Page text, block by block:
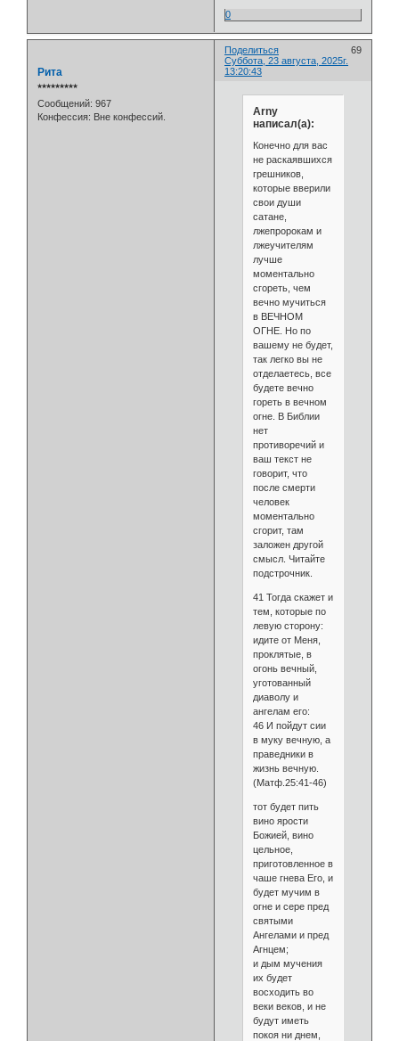
0
Поделиться
69
Суббота, 23 августа, 2025г.
13:20:43
Рита
⭒⭒⭒⭒⭒⭒⭒⭒⭒
Сообщений: 967
Конфессия: Вне конфессий.
Arny
написал(а):
Конечно для вас
не раскаявшихся
грешников,
которые вверили
свои души
сатане,
лжепророкам и
лжеучителям
лучше
моментально
сгореть, чем
вечно мучиться
в ВЕЧНОМ
ОГНЕ. Но по
вашему не будет,
так легко вы не
отделаетесь, все
будете вечно
гореть в вечном
огне. В Библии
нет
противоречий и
ваш текст не
говорит, что
после смерти
человек
моментально
сгорит, там
заложен другой
смысл. Читайте
подстрочник.
41 Тогда скажет и
тем, которые по
левую сторону:
идите от Меня,
проклятые, в
огонь вечный,
уготованный
диаволу и
ангелам его:
46 И пойдут сии
в муку вечную, а
праведники в
жизнь вечную.
(Матф.25:41-46)
тот будет пить
вино ярости
Божией, вино
цельное,
приготовленное в
чаше гнева Его, и
будет мучим в
огне и сере пред
святыми
Ангелами и пред
Агнцем;
и дым мучения
их будет
восходить во
веки веков, и не
будут иметь
покоя ни днем,